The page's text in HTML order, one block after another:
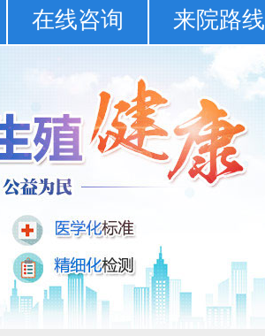
在线咨询 来院路线